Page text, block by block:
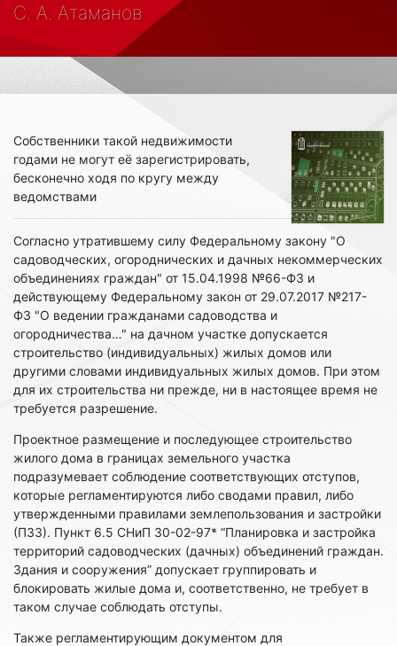
С. А. Атаманов
Собственники такой недвижимости
годами не могут её зарегистрировать,
бесконечно ходя по кругу между
ведомствами
Согласно утратившему силу Федеральному закону "О
садоводческих, огороднических и дачных некоммерческих
объединениях граждан" от 15.04.1998 №66-ФЗ и
действующему Федеральному закон от 29.07.2017 №217-
ФЗ "О ведении гражданами садоводства и
огородничества…" на дачном участке допускается
строительство (индивидуальных) жилых домов или
другими словами индивидуальных жилых домов. При этом
для их строительства ни прежде, ни в настоящее время не
требуется разрешение.
Проектное размещение и последующее строительство
жилого дома в границах земельного участка
подразумевает соблюдение соответствующих отступов,
которые регламентируются либо сводами правил, либо
утвержденными правилами землепользования и застройки
(ПЗЗ). Пункт 6.5 СНиП 30-02-97* “Планировка и застройка
территорий садоводческих (дачных) объединений граждан.
Здания и сооружения” допускает группировать и
блокировать жилые дома и, соответственно, не требует в
таком случае соблюдать отступы.
Также регламентирующим документом для